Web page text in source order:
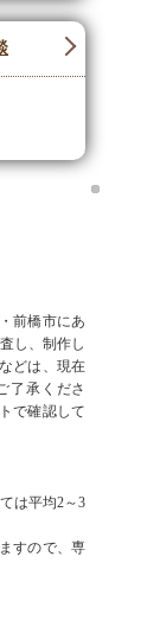
前橋市にあ
し、制作し
どは、現在
了承くださ
で確認して
は平均2～3
すので、専